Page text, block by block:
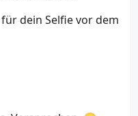
dein Selfie vor dem